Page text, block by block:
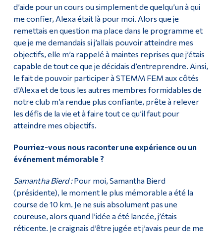
d’aide pour un cours ou simplement de quelqu’un à qui
me confier, Alexa était là pour moi. Alors que je
remettais en question ma place dans le programme et
que je me demandais si j’allais pouvoir atteindre mes
objectifs, elle m’a rappelé à maintes reprises que j’étais
capable de tout ce que je décidais d’entreprendre. Ainsi,
le fait de pouvoir participer à STEMM FEM aux côtés
d’Alexa et de tous les autres membres formidables de
notre club m’a rendue plus confiante, prête à relever
les défis de la vie et à faire tout ce qu’il faut pour
atteindre mes objectifs.
Pourriez-vous nous raconter une expérience ou un
événement mémorable ?
Samantha Bierd :Pour moi, Samantha Bierd
(présidente), le moment le plus mémorable a été la
course de 10 km. Je ne suis absolument pas une
coureuse, alors quand l’idée a été lancée, j’étais
réticente. Je craignais d’être jugée et j’avais peur de me